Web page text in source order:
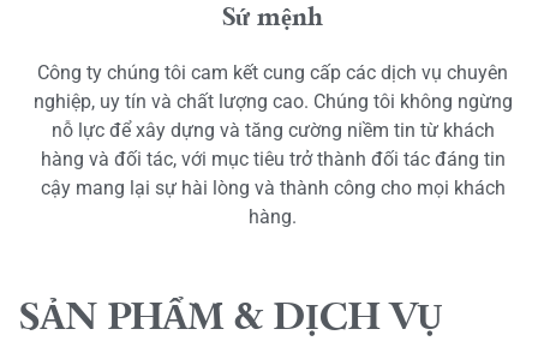
Sứ mệnh
Công ty chúng tôi cam kết cung cấp các dịch vụ chuyên
nghiệp, uy tín và chất lượng cao. Chúng tôi không ngừng
nỗ lực để xây dựng và tăng cường niềm tin từ khách
hàng và đối tác, với mục tiêu trở thành đối tác đáng tin
cậy mang lại sự hài lòng và thành công cho mọi khách
hàng.
SẢN PHẨM & DỊCH VỤ